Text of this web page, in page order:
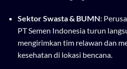
Sektor Swasta & BUMN:
PT Semen Indonesia turun
mengirimkan tim relawan dan
kesehatan di lokasi bencana.